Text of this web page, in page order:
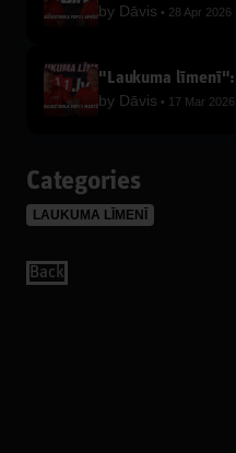
by Dāvis 28 Apr 2026
"Laukuma līmenī":
by Dāvis 17 Mar 2026
Categories
LAUKUMA LĪMENĪ
Back